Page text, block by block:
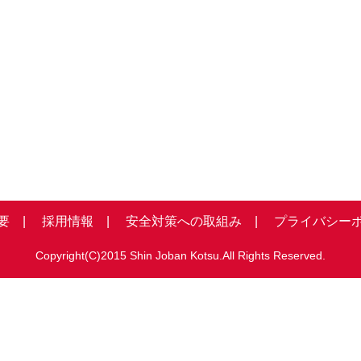
| 採用情報 | 安全対策への取組み | プライバシー
Copyright(C)2015 Shin Joban Kotsu.All Rights Reserved.